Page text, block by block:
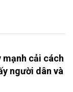
mạnh cải cách
người dân và